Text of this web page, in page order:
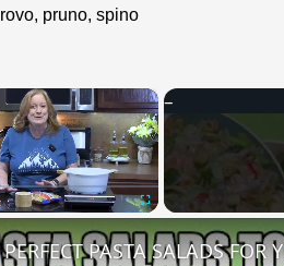
rovo, pruno, spino
×
PERFECT PASTA SALADS FOR